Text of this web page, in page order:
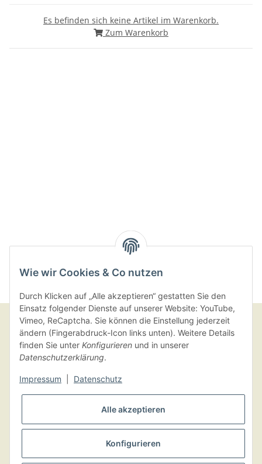
Es befinden sich keine Artikel im Warenkorb.
Zum Warenkorb
Kundenbereich
Kundenservice
Vertrag widerrufen
Wie wir Cookies & Co nutzen
Durch Klicken auf „Alle akzeptieren“ gestatten Sie den
Einsatz folgender Dienste auf unserer Website: YouTube,
Vimeo, ReCaptcha. Sie können die Einstellung jederzeit
ändern (Fingerabdruck-Icon links unten). Weitere Details
finden Sie unter Konfigurieren und in unserer
Datenschutzerklärung.
Impressum Datenschutz
Alle akzeptieren
Konfigurieren